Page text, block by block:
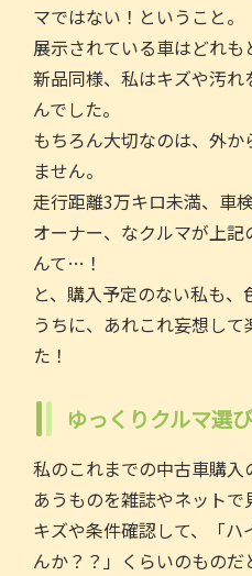
マではない！ということ。
展示されている車はどれも
新品同様、私はキズや汚
んでした。
もちろん大切なのは、外
ません。
走行距離3万キロ未満、車
オーナー、なクルマが上
んて…！
と、購入予定のない私も
うちに、あれこれ妄想し
た！
ゆっくりクルマ選
私のこれまでの中古車購
あうものを雑誌やネット
キズや条件確認して、「
んか？？」くらいのものだ